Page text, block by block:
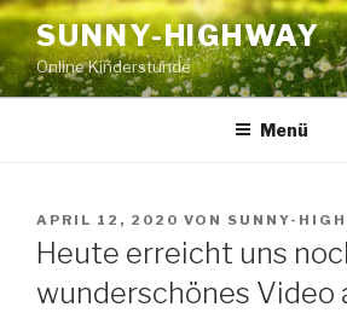
Zum
Inhalt
springen
SUNNY-HIGHWAY
Online Kinderstunde
Menü
VERÖFFENTLICHT
AM
APRIL 12, 2020 VON SUNNY-
Heute erreicht uns
wunderschönes Video